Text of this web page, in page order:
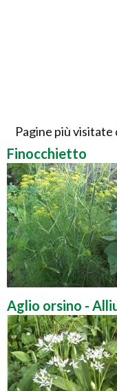
Pagine più
Finocchietto
Aglio orsino -